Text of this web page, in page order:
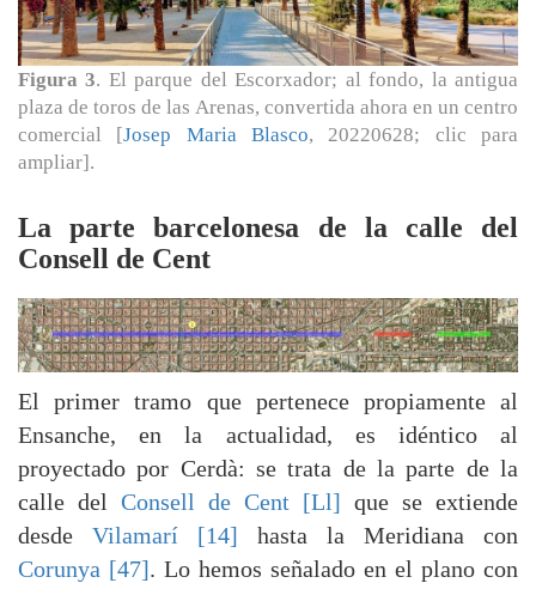
Figura 3. El parque del Escorxador; al fondo, la antigua
plaza de toros de las Arenas, convertida ahora en un centro
comercial [Josep Maria Blasco, 20220628; clic para
ampliar].
La parte barcelonesa de la calle del
Consell de Cent
El primer tramo que pertenece propiamente al
Ensanche, en la actualidad, es idéntico al
proyectado por Cerdà: se trata de la parte de la
calle del Consell de Cent [Ll] que se extiende
desde Vilamarí [14] hasta la Meridiana con
Corunya [47]. Lo hemos señalado en el plano con